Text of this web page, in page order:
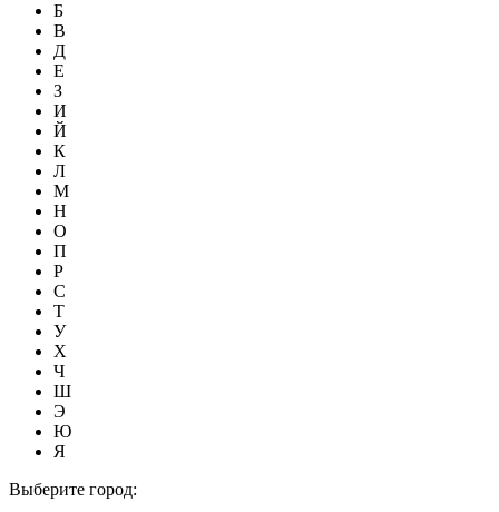
Б
В
Д
Е
З
И
Й
К
Л
М
Н
О
П
Р
С
Т
У
Х
Ч
Ш
Э
Ю
Я
Выберите город: